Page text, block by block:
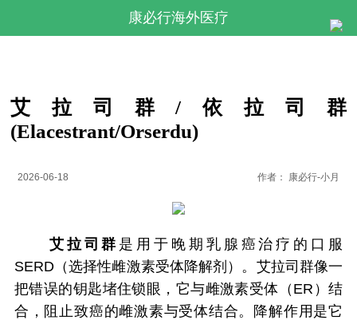
康必行海外医疗
艾拉司群/依拉司群
(Elacestrant/Orserdu)
2026-06-18 作者： 康必行-小月
艾拉司群 是用于晚期乳腺癌治疗的口服
SERD（选择性雌激素受体降解剂）。艾拉司群像一
把错误的钥匙堵住锁眼，它与雌激素受体（ER）结
合，阻止致癌的雌激素与受体结合。降解作用是它